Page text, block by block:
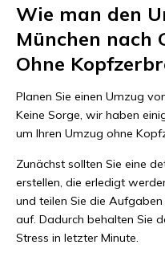
Wie man den
München nach
Ohne
Planen Sie einen Umzug
Keine Sorge, wir haben
um Ihren Umzug ohne
Zunächst sollten Sie eine
erstellen, die erledigt
und teilen Sie die
auf. Dadurch behalten Sie
Stress in letzter Minute.